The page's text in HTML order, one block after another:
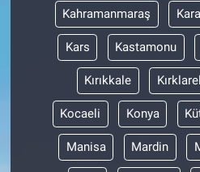
Kahramanmaraş
Kars Kastamonu
Kırıkkale
Kocaeli Konya
Manisa Mardin